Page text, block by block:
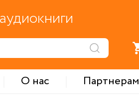
О нас
Партнерам